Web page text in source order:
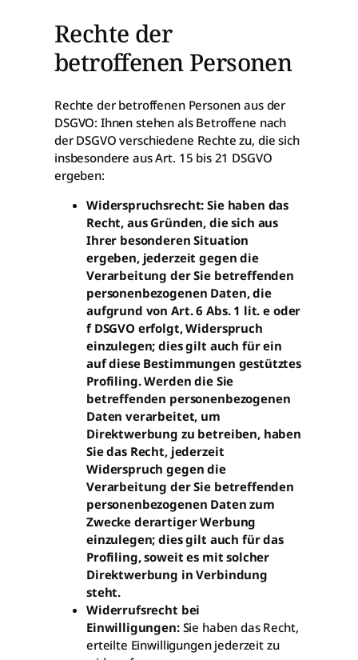
Rechte der
betroffenen Personen
Rechte der betroffenen Personen aus der
DSGVO: Ihnen stehen als Betroffene nach
der DSGVO verschiedene Rechte zu, die sich
insbesondere aus Art. 15 bis 21 DSGVO
ergeben:
Widerspruchsrecht: Sie haben das
Recht, aus Gründen, die sich aus
Ihrer besonderen Situation
ergeben, jederzeit gegen die
Verarbeitung der Sie betreffenden
personenbezogenen Daten, die
aufgrund von Art. 6 Abs. 1 lit. e oder
f DSGVO erfolgt, Widerspruch
einzulegen; dies gilt auch für ein
auf diese Bestimmungen gestütztes
Profiling. Werden die Sie
betreffenden personenbezogenen
Daten verarbeitet, um
Direktwerbung zu betreiben, haben
Sie das Recht, jederzeit
Widerspruch gegen die
Verarbeitung der Sie betreffenden
personenbezogenen Daten zum
Zwecke derartiger Werbung
einzulegen; dies gilt auch für das
Profiling, soweit es mit solcher
Direktwerbung in Verbindung
steht.
Widerrufsrecht bei
Einwilligungen:Sie haben das Recht,
erteilte Einwilligungen jederzeit zu